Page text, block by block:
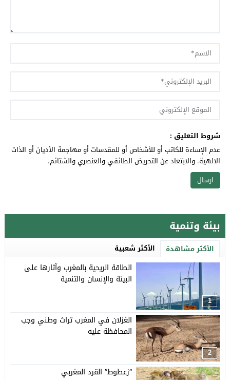
شروط التعليق :
عدم الإساءة للكاتب أو للأشخاص أو للمقدسات أو مهاجمة الأديان أو الذات
الالهية. والابتعاد عن التحريض الطائفي والعنصري والشتائم.
بيئة وتنمية
الأكثر مشاهدة الأكثر شعبية
1
الطاقة الريحية بالمغرب وآثارها على
البيئة والإنسان والتنمية
2
الغزلان في المغرب تراث وطني وجب
المحافظة عليه
“زعطوط” القرد المغربي